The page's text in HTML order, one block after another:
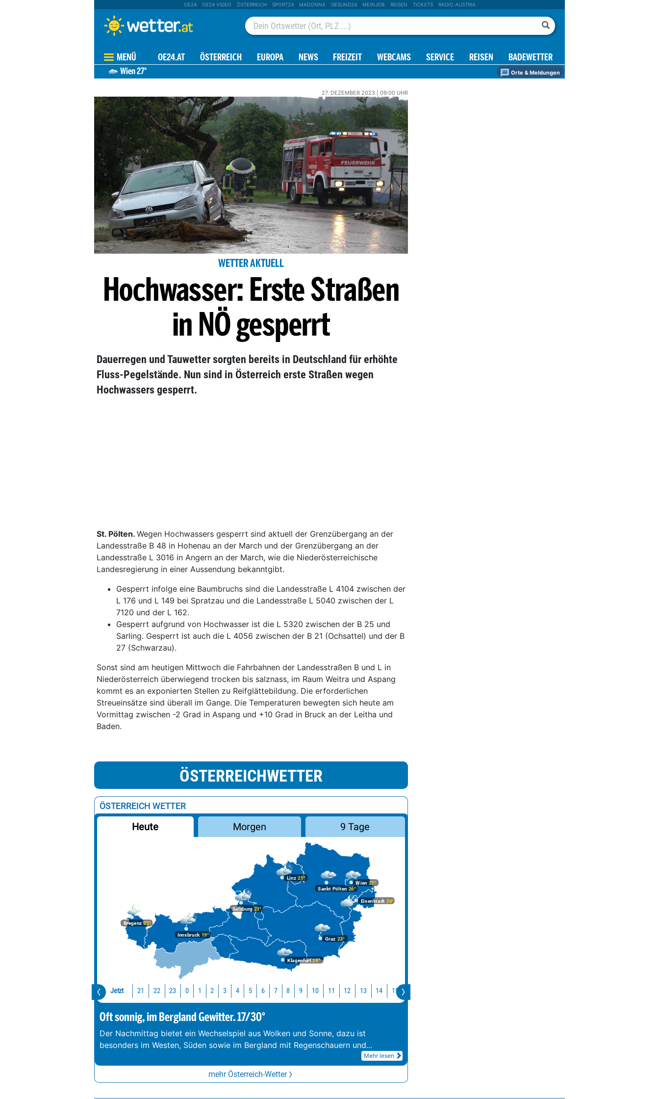
OE24 OE24 VIDEO ÖSTERREICH SPORT24 MADONNA GESUND24 MEINJOB REISEN TICKETS RADIO AUSTRIA
MENÜ OE24.AT ÖSTERREICH EUROPA NEWS FREIZEIT WEBCAMS SERVICE REISEN BADEWETTER
Wien27° Orte & Meldungen
27. DEZEMBER 2023 | 09:00 UHR
WETTER AKTUELL
Hochwasser: Erste Straßen
in NÖ gesperrt
Dauerregen und Tauwetter sorgten bereits in Deutschland für erhöhte
Fluss-Pegelstände. Nun sind in Österreich erste Straßen wegen
Hochwassers gesperrt.
St. Pölten. Wegen Hochwassers gesperrt sind aktuell der Grenzübergang an der
Landesstraße B 48 in Hohenau an der March und der Grenzübergang an der
Landesstraße L 3016 in Angern an der March, wie die Niederösterreichische
Landesregierung in einer Aussendung bekanntgibt.
Gesperrt infolge eine Baumbruchs sind die Landesstraße L 4104 zwischen der
L 176 und L 149 bei Spratzau und die Landesstraße L 5040 zwischen der L
7120 und der L 162.
Gesperrt aufgrund von Hochwasser ist die L 5320 zwischen der B 25 und
Sarling. Gesperrt ist auch die L 4056 zwischen der B 21 (Ochsattel) und der B
27 (Schwarzau).
Sonst sind am heutigen Mittwoch die Fahrbahnen der Landesstraßen B und L in
Niederösterreich überwiegend trocken bis salznass, im Raum Weitra und Aspang
kommt es an exponierten Stellen zu Reifglättebildung. Die erforderlichen
Streueinsätze sind überall im Gange. Die Temperaturen bewegten sich heute am
Vormittag zwischen -2 Grad in Aspang und +10 Grad in Bruck an der Leitha und
Baden.
ÖSTERREICHWETTER
ÖSTERREICH WETTER
Heute Morgen 9 Tage
Bregenz25°
Graz 23°
Innsbruck19°
Klagenfurt24°
Linz 25°
Salzburg23°
Wien 27°
Eisenstadt 26°
Sankt Pölten 26°
Jetzt 21 22 23 0 1 2 3 4 5 6 7 8 9 10 11 12 13 14 15
Oft sonnig, im Bergland Gewitter. 17/30°
Der Nachmittag bietet ein Wechselspiel aus Wolken und Sonne, dazu ist
besonders im Westen, Süden sowie im Bergland mit Regenschauern und...
Mehr lesen
mehr Österreich-Wetter